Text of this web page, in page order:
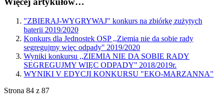
"ZBIERAJ-WYGRYWAJ" konkurs na zbiórkę zużytych
baterii 2019/2020
Konkurs dla Jednostek OSP ,,Ziemia nie da sobie rady
segregujmy więc odpady'' 2019/2020
Wyniki konkursu ,,ZIEMIA NIE DA SOBIE RADY
SEGREGUJMY WIĘC ODPADY'' 2018/2019r.
WYNIKI V EDYCJI KONKURSU "EKO-MARZANNA"
Strona 84 z 87